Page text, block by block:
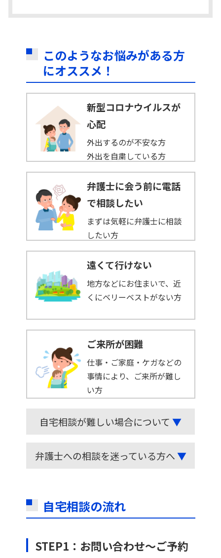
このようなお悩みがある方
にオススメ！
新型コロナウイルスが
心配
外出するのが不安な方
外出を自粛している方
弁護士に会う前に電話
で相談したい
まずは気軽に弁護士に相談
したい方
遠くて行けない
地方などにお住まいで、近
くにベリーベストがない方
ご来所が困難
仕事・ご家庭・ケガなどの
事情により、ご来所が難し
い方
自宅相談が難しい場合について ▼
弁護士への相談を迷っている方へ ▼
自宅相談の流れ
STEP1：お問い合わせ～ご予約